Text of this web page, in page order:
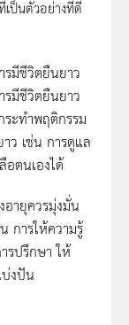
ป็นตัวอย่างที่ดี
มีชีวิตยืนยาว
รมีชีวิตยืนยาว
ะทำพฤติกรรม
ว เช่น การดูแล
อตนเองได้
ายุควรมุ่งมั่น
การให้ความรู้
รปรึกษา ให้
งปัน